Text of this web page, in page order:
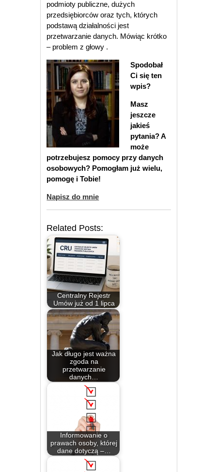
podmioty publiczne, dużych
przedsiębiorców oraz tych, których
podstawą działalności jest
przetwarzanie danych. Mówiąc krótko
– problem z głowy .
Spodobał
Ci się ten
wpis?
Masz
jeszcze
jakieś
pytania? A
może
potrzebujesz pomocy przy danych
osobowych? Pomogłam już wielu,
pomogę i Tobie!
Napisz do mnie
Related Posts:
Centralny Rejestr
Umów już od 1 lipca
Jak długo jest ważna
zgoda na
przetwarzanie
danych…
Informowanie o
prawach osoby, której
dane dotyczą –…